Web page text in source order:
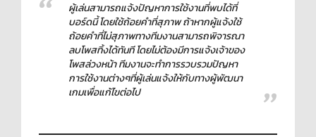
ผู้เล่นสามารถแจ้งปัญหาการใช้งานที่พบได้ที่
บอร์ดนี้ โดยใช้ถ้อยคำที่สุภาพ ถ้าหากผู้แจ้งใช้
ถ้อยคำที่ไม่สุภาพทางทีมงานสามารถพิจารณา
ลบโพสทิ้งได้ทันที โดยไม่ต้องมีการแจ้งเจ้าของ
โพสล่วงหน้า ทีมงานจะทำการรวบรวมปัญหา
การใช้งานต่างๆที่ผู้เล่นแจ้งให้กับทางผู้พัฒนา
เกมเพื่อแก้ไขต่อไป